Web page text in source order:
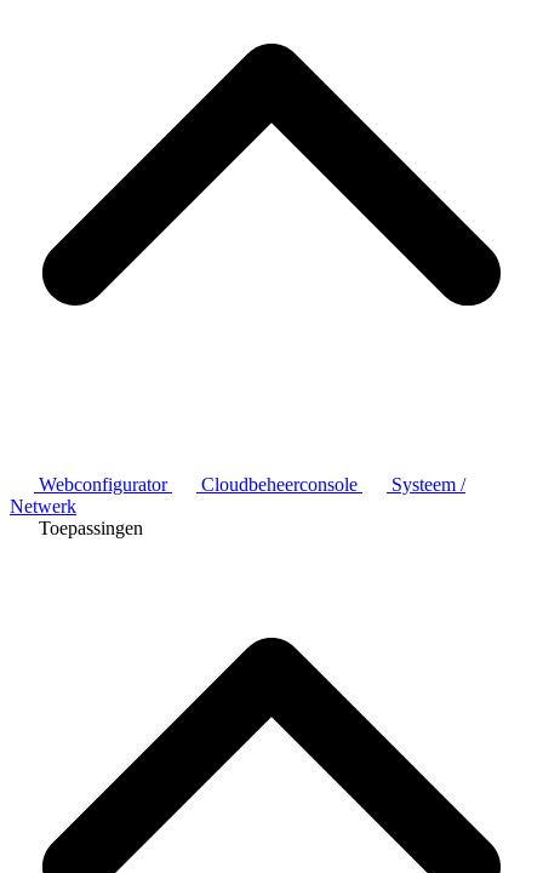
Webconfigurator Cloudbeheerconsole
Systeem /
Netwerk
Toepassingen